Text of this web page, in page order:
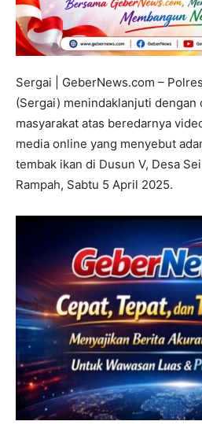
Sergai | GeberNews.com –
(Sergai) menindaklanjuti dengan
masyarakat atas beredarnya
media online yang menyebut
tembak ikan di Dusun V, Desa
Rampah, Sabtu 5 April 2025.